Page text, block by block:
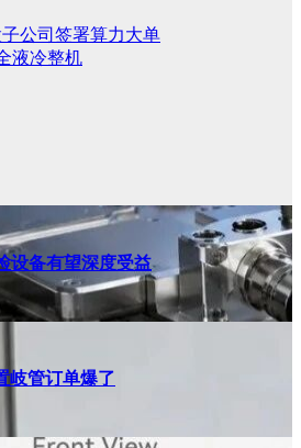
公司签署算力大单
液冷整机
设备有望深度受益
岐管订单爆了